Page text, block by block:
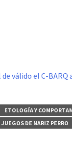
de válido el C-
ETOLOGÍA Y
JUEGOS DE NARIZ PERRO